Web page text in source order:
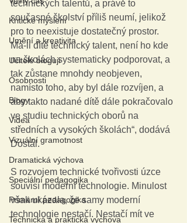
Kritické myšlení
Umění a kreativita
Učitelé blogují
Osobnosti
Blogy
Videa
Vizuální gramotnost
Dramatická výchova
Speciální pedagogika
Primární pedagogika
Technická a praktická výchova
technických talentů, a právě to
současné školství příliš neumí, jelikož
pro to neexistuje dostatečný prostor.
Má-li dítě technický talent, není ho kde
na školách systematicky podporovat, a
tak zůstane mnohdy neobjeven,
namísto toho, aby byl dále rozvíjen, a
aby takto nadané dítě dále pokračovalo
ve studiu technických oborů na
středních a vysokých školách“, dodává
Dostál.
S rozvojem technické tvořivosti úzce
souvisí moderní technologie. Minulost
však ukázala, že samy moderní
technologie nestačí. Nestačí mít ve